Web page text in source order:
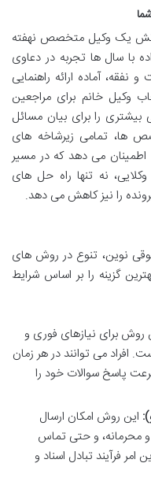
یک وکیل متخصص نهفته
با سال ها تجربه در دعاوی
آماده ارائه راهنمایی
وکیل خانم برای مراجعین
را برای بیان مسائل
ها، تمامی زیرشاخه های
اطمینان می دهد که در مسیر
نه تنها راه حل های
را نیز کاهش می دهد.
نوین، تنوع در روش های
گزینه را بر اساس شرایط
روش برای نیازهای فوری و
افراد می توانند در هر زمان
پاسخ سوالات خود را
این روش امکان ارسال
محرمانه، و حتی تماس
فرآیند تبادل اسناد و